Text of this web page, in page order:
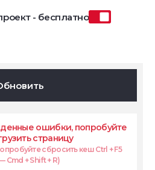
- бесплатно
ошибки, попробуйте
страницу
сбросить кеш Ctrl + F5
Cmd + Shift + R)